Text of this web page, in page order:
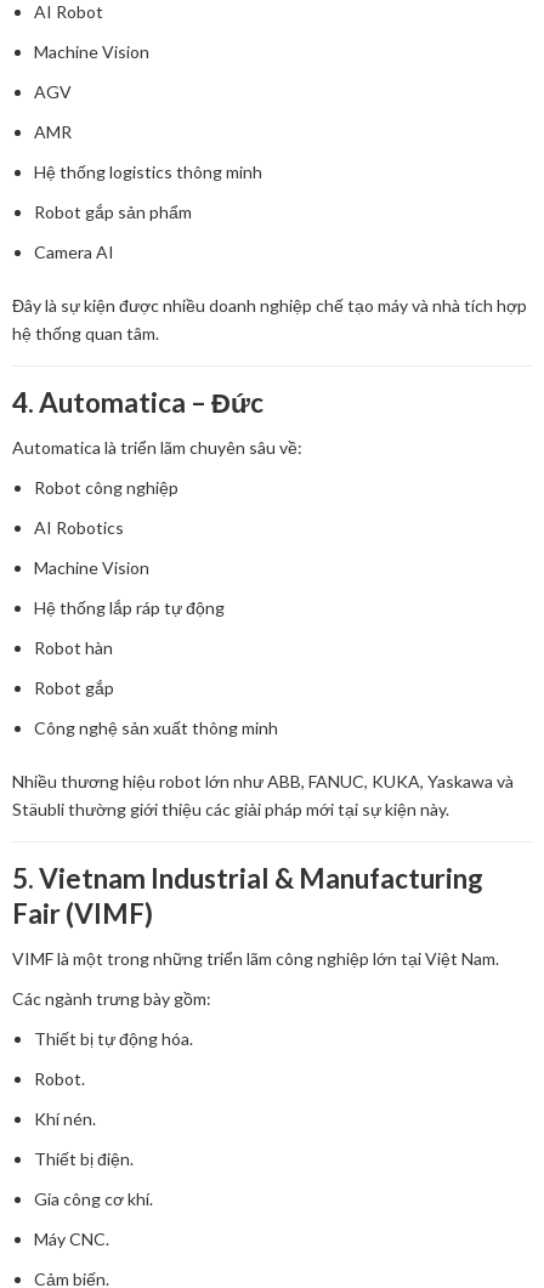
AI Robot
Machine Vision
AGV
AMR
Hệ thống logistics thông minh
Robot gắp sản phẩm
Camera AI
Đây là sự kiện được nhiều doanh nghiệp chế tạo máy và nhà tích hợp
hệ thống quan tâm.
4. Automatica – Đức
Automatica là triển lãm chuyên sâu về:
Robot công nghiệp
AI Robotics
Machine Vision
Hệ thống lắp ráp tự động
Robot hàn
Robot gắp
Công nghệ sản xuất thông minh
Nhiều thương hiệu robot lớn như ABB, FANUC, KUKA, Yaskawa và
Stäubli thường giới thiệu các giải pháp mới tại sự kiện này.
5. Vietnam Industrial & Manufacturing
Fair (VIMF)
VIMF là một trong những triển lãm công nghiệp lớn tại Việt Nam.
Các ngành trưng bày gồm:
Thiết bị tự động hóa.
Robot.
Khí nén.
Thiết bị điện.
Gia công cơ khí.
Máy CNC.
Cảm biến.